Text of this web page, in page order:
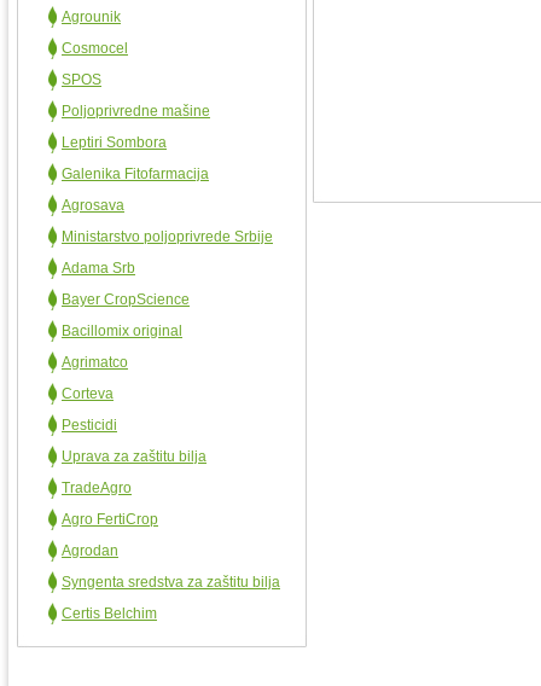
Agrounik
Cosmocel
SPOS
Poljoprivredne mašine
Leptiri Sombora
Galenika Fitofarmacija
Agrosava
Ministarstvo poljoprivrede Srbije
Adama Srb
Bayer CropScience
Bacillomix original
Agrimatco
Corteva
Pesticidi
Uprava za zaštitu bilja
TradeAgro
Agro FertiCrop
Agrodan
Syngenta sredstva za zaštitu bilja
Certis Belchim